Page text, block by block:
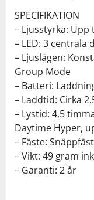
SPECIFIKATION
– Ljusstyrka: Upp
– LED: 3 centrala
– Ljuslägen:
Group Mode
– Batteri:
– Laddtid: Cirka
– Lystid: 4,5
Daytime Hyper,
– Fäste:
– Vikt: 49 gram
– Garanti: 2 år